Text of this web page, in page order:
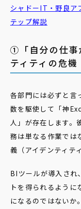
シャドーIT・野良ア
テップ解説
➀「自分の仕事
ティティの危機
各部門には必ずと言
数を駆使して「神
人」が存在します。
務は単なる作業では
義（アイデンティテ
BIツールが導入され
トを得られるよう
になるのではないか